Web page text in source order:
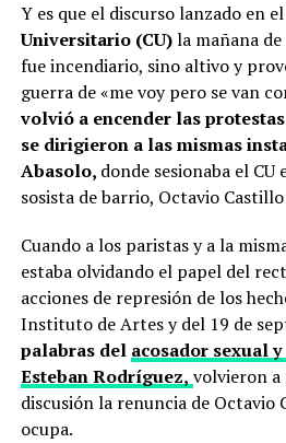
Y es que el discurso lanzado en
Universitario (CU)la mañana
fue incendiario, sino altivo y
guerra de «me voy pero se van
volvió a encender las
se dirigieron a las mismas
Abasolo, donde sesionaba el CU
sosista de barrio, Octavio
Cuando a los paristas y a la
estaba olvidando el papel del
acciones de represión de los
Instituto de Artes y del 19 de
palabras del acosador sexual
Esteban Rodríguez, volvieron a
discusión la renuncia de Octavio
ocupa.